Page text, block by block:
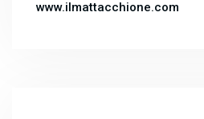
www.ilmattacchione.com